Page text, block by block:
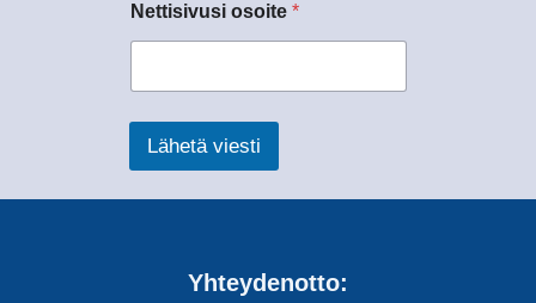
Nettisivusi osoite *
Lähetä viesti
Yhteydenotto: